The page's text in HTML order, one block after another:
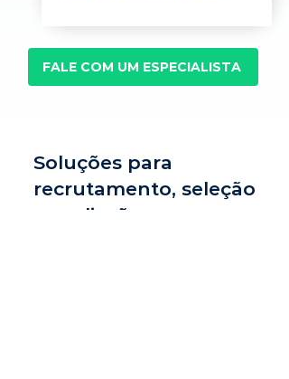
FALE COM UM ESPECIALISTA
Soluções para
recrutamento, seleção
e avaliação